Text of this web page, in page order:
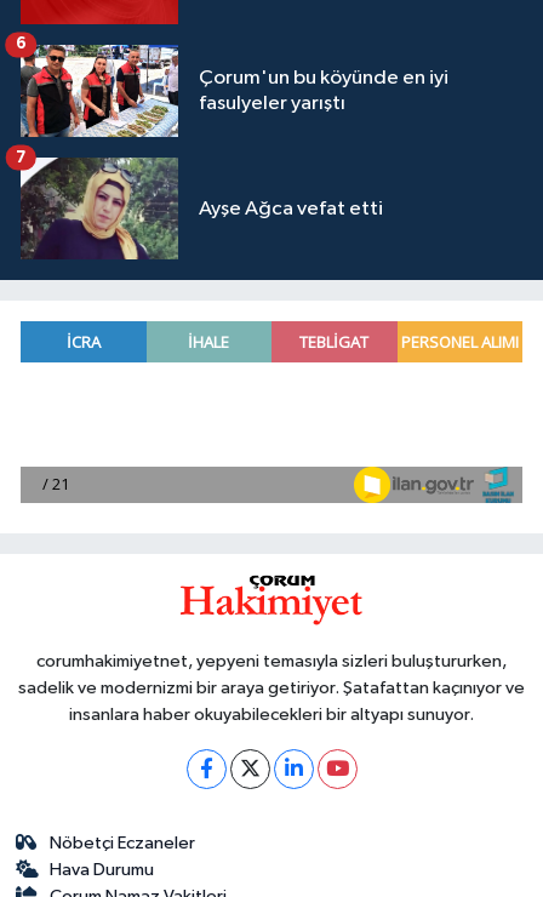
Çorum'un bu köyünde en iyi
fasulyeler yarıştı
6
Ayşe Ağca vefat etti
7
corumhakimiyetnet, yepyeni temasıyla sizleri buluştururken,
sadelik ve modernizmi bir araya getiriyor. Şatafattan kaçınıyor ve
insanlara haber okuyabilecekleri bir altyapı sunuyor.
Nöbetçi Eczaneler
Hava Durumu